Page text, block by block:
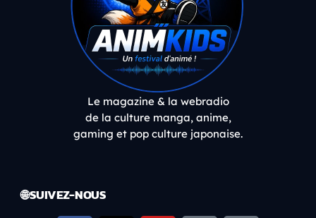
Le magazine & la webradio
de la culture manga, anime,
gaming et pop culture japonaise.
🌐 SUIVEZ-NOUS